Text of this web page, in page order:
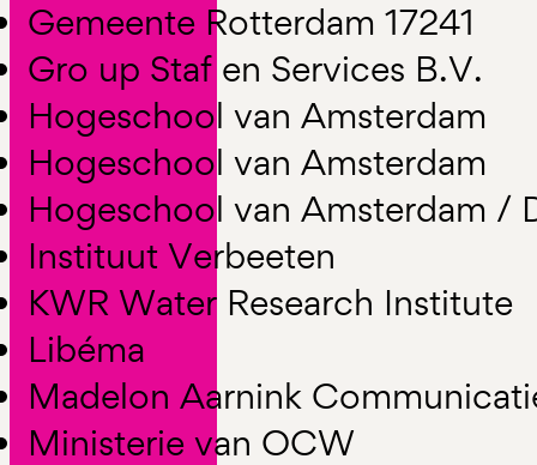
Gemeente Rotterdam 17241
Gro up Staf en Services B.V.
Hogeschool van Amsterdam
Hogeschool van Amsterdam
Hogeschool van Amsterdam /
Instituut Verbeeten
KWR Water Research Institute
Libéma
Madelon Aarnink
Ministerie van OCW